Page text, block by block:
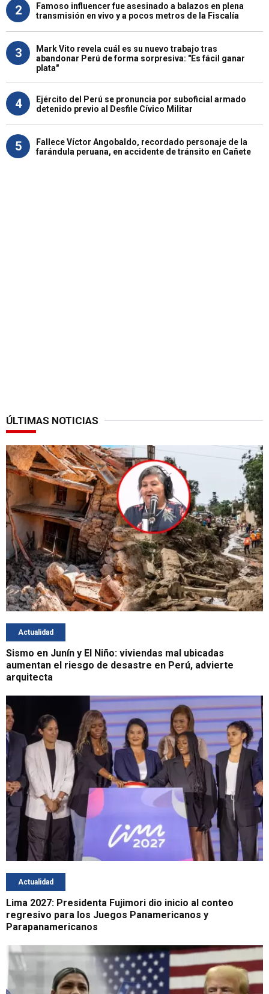
2
Famoso influencer fue asesinado a balazos en plena
transmisión en vivo y a pocos metros de la Fiscalía
3
Mark Vito revela cuál es su nuevo trabajo tras
abandonar Perú de forma sorpresiva: "Es fácil ganar
plata"
4
Ejército del Perú se pronuncia por suboficial armado
detenido previo al Desfile Cívico Militar
5
Fallece Víctor Angobaldo, recordado personaje de la
farándula peruana, en accidente de tránsito en Cañete
ÚLTIMAS NOTICIAS
Actualidad
Sismo en Junín y El Niño: viviendas mal ubicadas
aumentan el riesgo de desastre en Perú, advierte
arquitecta
Actualidad
Lima 2027: Presidenta Fujimori dio inicio al conteo
regresivo para los Juegos Panamericanos y
Parapanamericanos